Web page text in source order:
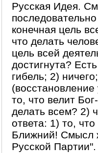
Русская Идея.
конечная цель
что делать
цель всей
достигнута?
гибель; 2)
то, что велит
делать всем? 2)
ответа: 1) то,
Ближний! Смысл
Русской Партии".